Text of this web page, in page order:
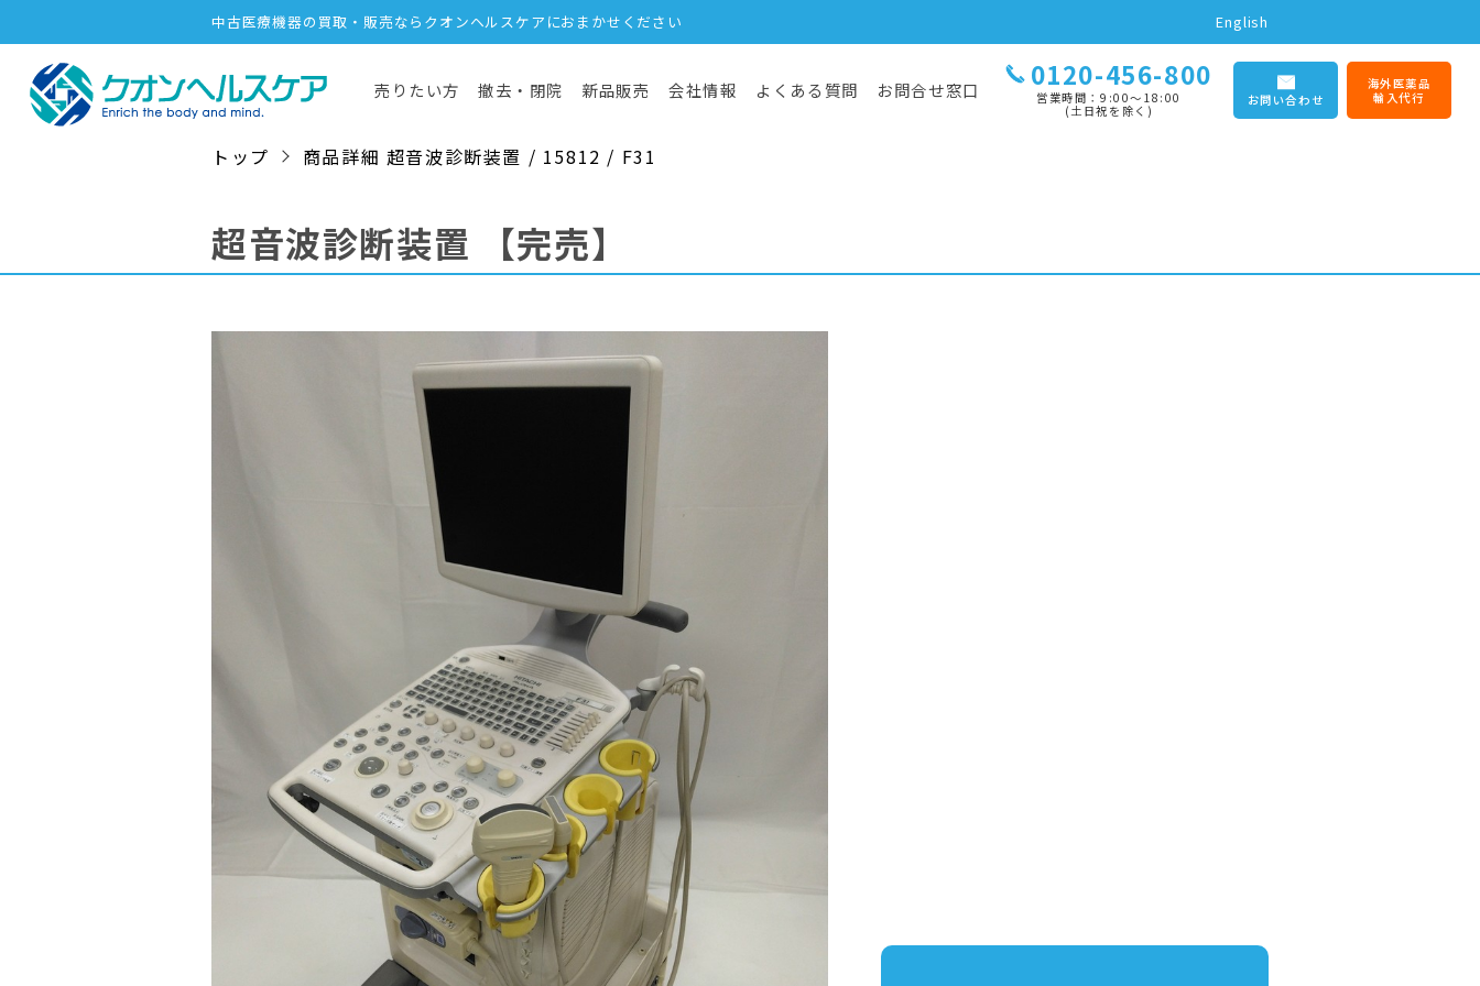
中古医療機器の買取・販売ならクオンヘルスケアにおまかせください English
売りたい方 撤去・閉院 新品販売 会社情報 よくある質問 お問合せ窓口 0120-456-800
営業時間：9:00〜18:00
(土日祝を除く)
お問い合わせ
海外医薬品
輸入代行
トップ 商品詳細 超音波診断装置 / 15812 / F31
超音波診断装置 【完売】